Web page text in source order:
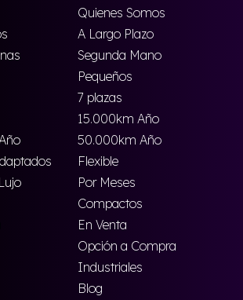
Quienes Somos
A Largo Plazo
Segunda Mano
Pequeños
7 plazas
15.000km Año
50.000km Año
Flexible
Por Meses
Compactos
En Venta
Opción a Compra
Industriales
Blog